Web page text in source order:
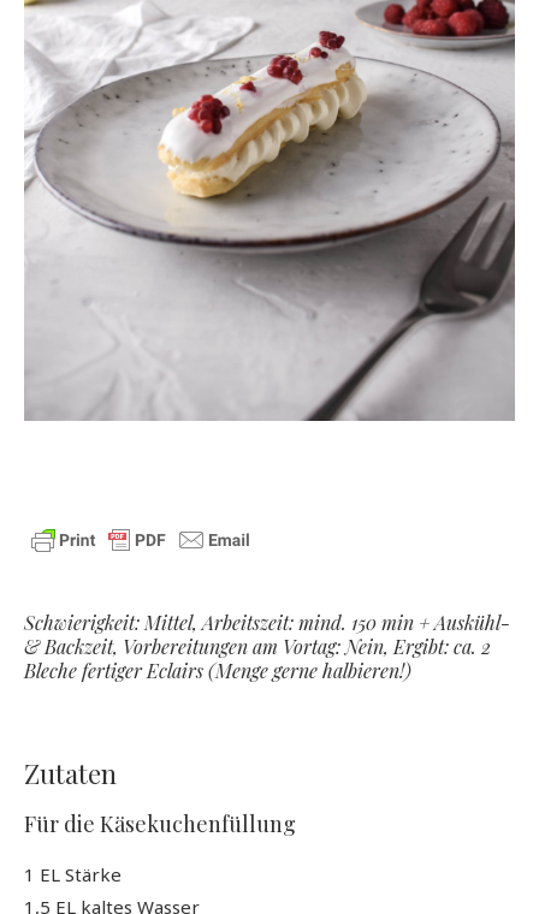
Schwierigkeit: Mittel, Arbeitszeit: mind. 150 min + Auskühl-
& Backzeit, Vorbereitungen am Vortag: Nein, Ergibt: ca. 2
Bleche fertiger Eclairs (Menge gerne halbieren!)
Zutaten
Für die Käsekuchenfüllung
1 EL Stärke
1,5 EL kaltes Wasser